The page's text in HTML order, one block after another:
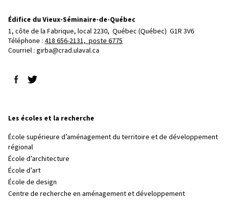
Édifice du Vieux-Séminaire-de-Québec
1, côte de la Fabrique, local 2230, Québec (Québec)  G1R 3V6
Téléphone : 418 656-2131, poste 6775
Courriel : girba@crad.ulaval.ca
Suivez-nous sur Facebook
Suivez-nous sur Twitter
Les écoles et la recherche
École supérieure d’aménagement du territoire et de développement
régional
École d’architecture
École d’art
École de design
Centre de recherche en aménagement et développement